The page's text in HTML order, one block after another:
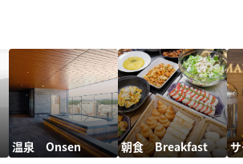
温泉 Onsen 朝食 Breakfast